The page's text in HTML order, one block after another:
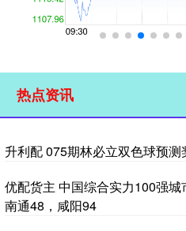
热点资讯
升利配 075期林必立双色球预
优配货主 中国综合实力100强城
南通48，咸阳94